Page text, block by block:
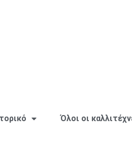
Όλοι οι